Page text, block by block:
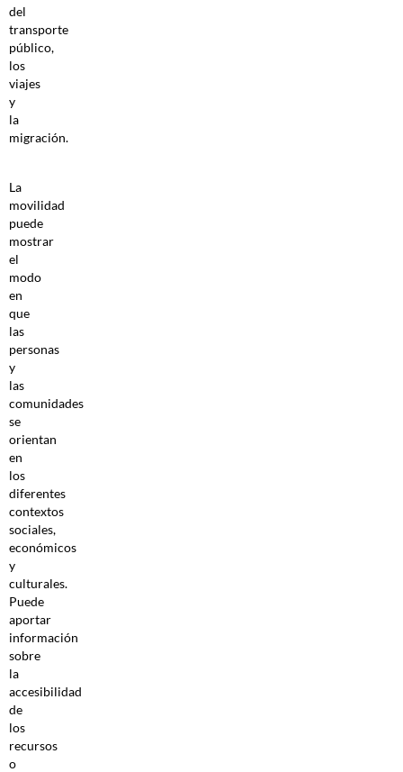
del
transporte
público,
los
viajes
y
la
migración.
La
movilidad
puede
mostrar
el
modo
en
que
las
personas
y
las
comunidades
se
orientan
en
los
diferentes
contextos
sociales,
económicos
y
culturales.
Puede
aportar
información
sobre
la
accesibilidad
de
los
recursos
o